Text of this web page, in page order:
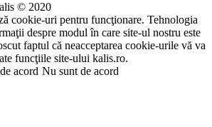
© 2020
cookie-uri pentru funcţionare. Tehnologia
despre modul în care site-ul nostru este
faptul că neacceptarea cookie-urile vă va
funcţiile site-ului kalis.ro.
acord Nu sunt de acord